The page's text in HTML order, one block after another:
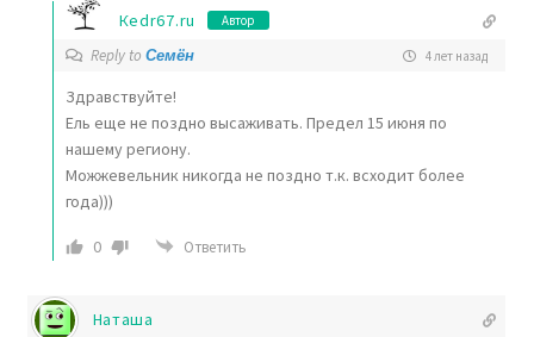
Кedr67.ru Автор
Reply to Семён 4 лет назад
Здравствуйте!
Ель еще не поздно высаживать. Предел 15 июня по
нашему региону.
Можжевельник никогда не поздно т.к. всходит более
года)))
0 Ответить
Наташа